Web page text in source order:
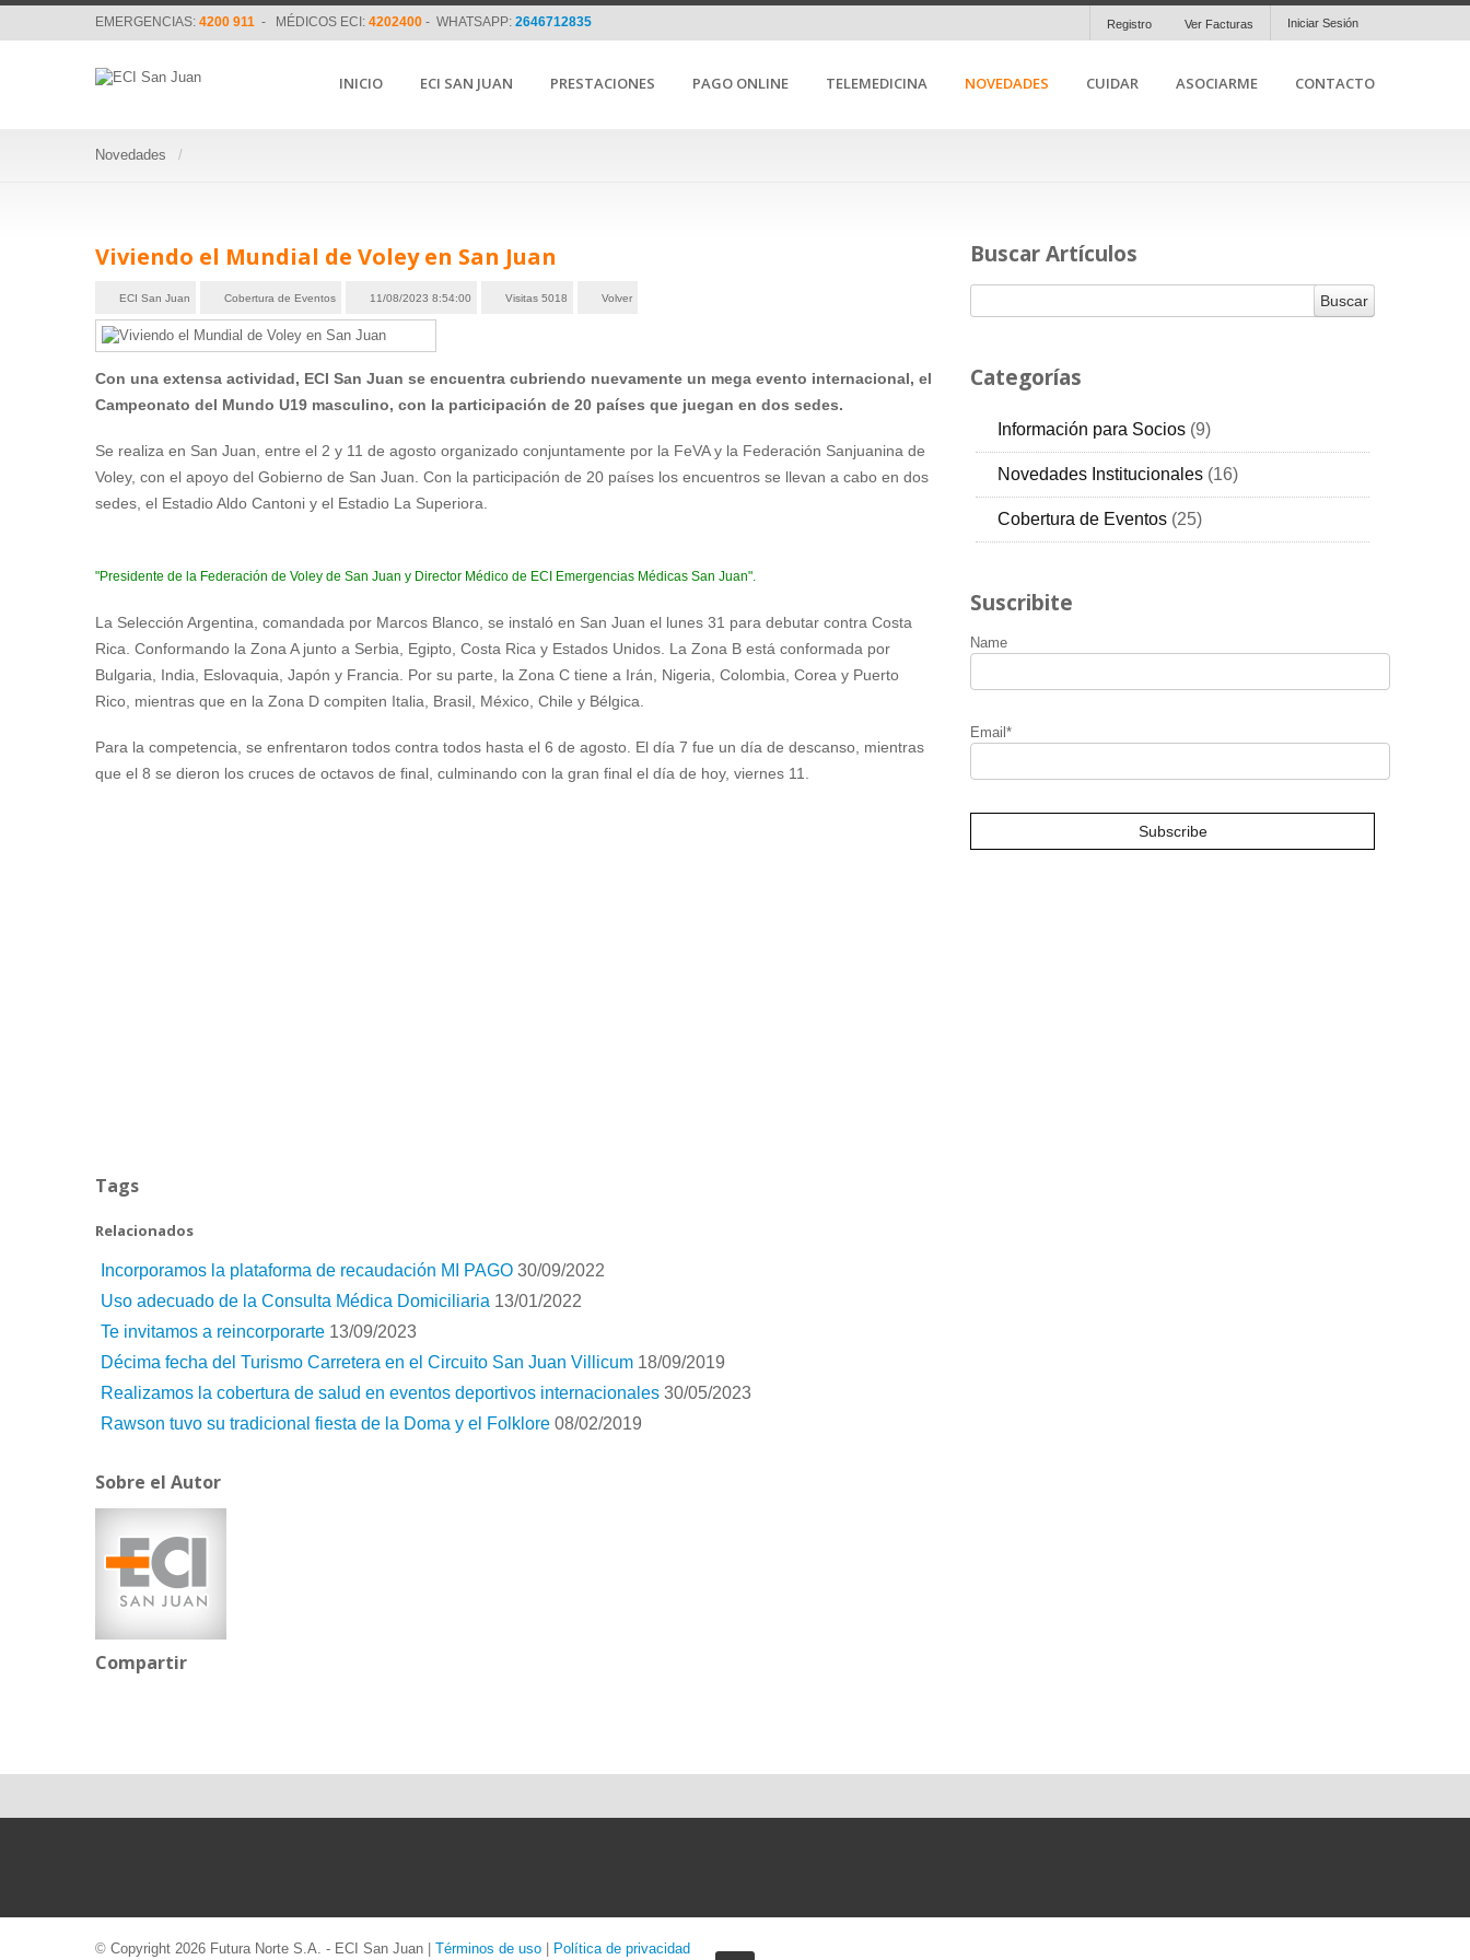
Registro Ver Facturas Iniciar Sesión
EMERGENCIAS: 4200 911 - MÉDICOS ECI: 4202400 - WHATSAPP: 2646712835
INICIO ECI SAN JUAN PRESTACIONES PAGO ONLINE TELEMEDICINA NOVEDADES CUIDAR ASOCIARME CONTACTO
Novedades
Viviendo el Mundial de Voley en San Juan
ECI San Juan Cobertura de Eventos 11/08/2023 8:54:00 Visitas 5018 Volver
Con una extensa actividad, ECI San Juan se encuentra cubriendo nuevamente un mega evento internacional, el
Campeonato del Mundo U19 masculino, con la participación de 20 países que juegan en dos sedes.
Se realiza en San Juan, entre el 2 y 11 de agosto organizado conjuntamente por la FeVA y la Federación Sanjuanina de
Voley, con el apoyo del Gobierno de San Juan. Con la participación de 20 países los encuentros se llevan a cabo en dos
sedes, el Estadio Aldo Cantoni y el Estadio La Superiora.
"Presidente de la Federación de Voley de San Juan y Director Médico de ECI Emergencias Médicas San Juan".
La Selección Argentina, comandada por Marcos Blanco, se instaló en San Juan el lunes 31 para debutar contra Costa
Rica. Conformando la Zona A junto a Serbia, Egipto, Costa Rica y Estados Unidos. La Zona B está conformada por
Bulgaria, India, Eslovaquia, Japón y Francia. Por su parte, la Zona C tiene a Irán, Nigeria, Colombia, Corea y Puerto
Rico, mientras que en la Zona D compiten Italia, Brasil, México, Chile y Bélgica.
Para la competencia, se enfrentaron todos contra todos hasta el 6 de agosto. El día 7 fue un día de descanso, mientras
que el 8 se dieron los cruces de octavos de final, culminando con la gran final el día de hoy, viernes 11.
Tags
Relacionados
Incorporamos la plataforma de recaudación MI PAGO 30/09/2022
Uso adecuado de la Consulta Médica Domiciliaria 13/01/2022
Te invitamos a reincorporarte 13/09/2023
Décima fecha del Turismo Carretera en el Circuito San Juan Villicum 18/09/2019
Realizamos la cobertura de salud en eventos deportivos internacionales 30/05/2023
Rawson tuvo su tradicional fiesta de la Doma y el Folklore 08/02/2019
Sobre el Autor
Compartir
Buscar Artículos
Categorías
Información para Socios (9)
Novedades Institucionales (16)
Cobertura de Eventos (25)
Suscribite
Name
Email*
© Copyright 2026 Futura Norte S.A. - ECI San Juan Términos de uso Política de privacidad